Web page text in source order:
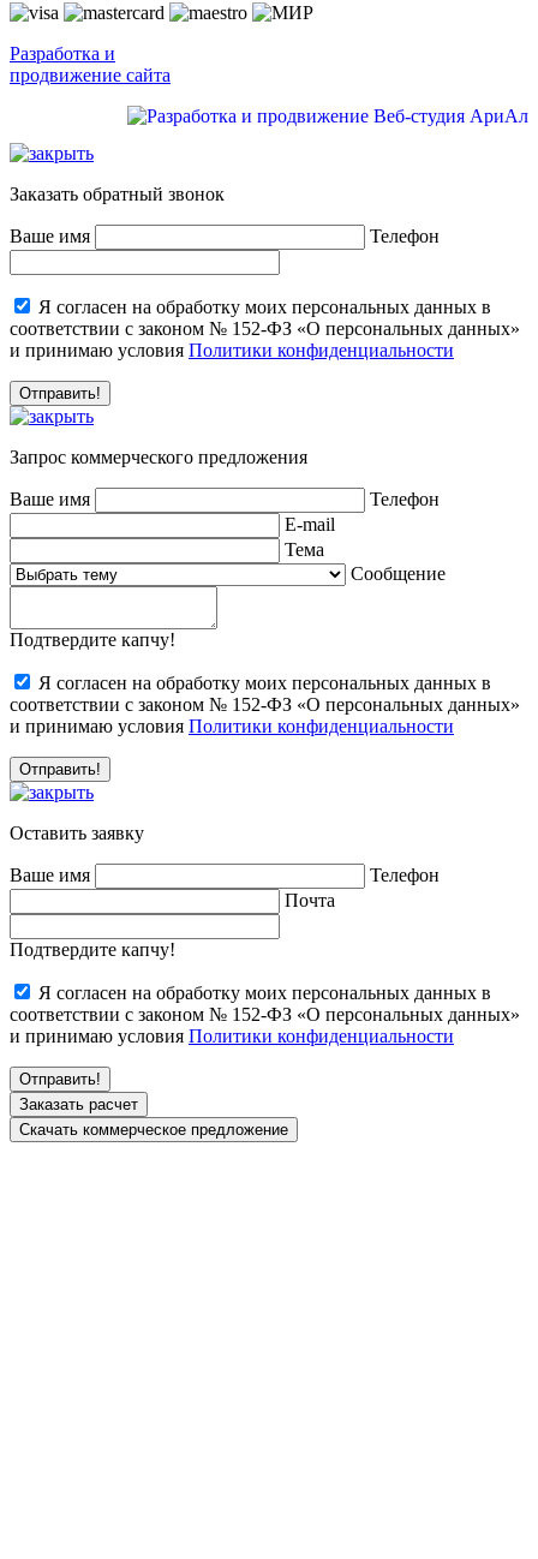
Разработка и
продвижение сайта
Заказать обратный звонок
Ваше имя Телефон
Я согласен на обработку моих персональных данных в
соответствии с законом № 152-ФЗ «О персональных данных»
и принимаю условия Политики конфиденциальности
Запрос коммерческого предложения
Ваше имя
Телефон
E-mail
Тема
Сообщение
Подтвердите капчу!
Я согласен на обработку моих персональных данных в
соответствии с законом № 152-ФЗ «О персональных данных»
и принимаю условия Политики конфиденциальности
Оставить заявку
Ваше имя
Телефон
Почта
Подтвердите капчу!
Я согласен на обработку моих персональных данных в
соответствии с законом № 152-ФЗ «О персональных данных»
и принимаю условия Политики конфиденциальности
Заказать расчет
Скачать коммерческое предложение